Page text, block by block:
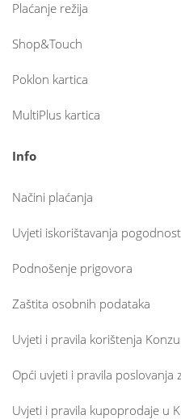
Plaćanje režija
Shop&Touch
Poklon kartica
MultiPlus kartica
Info
Načini plaćanja
Uvjeti iskorištavanja
Podnošenje prigovora
Zaštita osobnih podataka
Uvjeti i pravila korištenja
Opći uvjeti i pravila
Uvjeti i pravila kupoprodaje u